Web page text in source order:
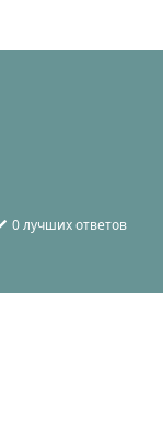
0лучших ответов